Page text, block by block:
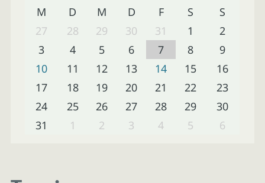
M D M D F S
S
27
28 29 30 31 1
2
3
4 5 6 7 8
9
10
11 12 13 14 15
16
17
18 19 20 21 22
23
24
25 26 27 28 29
30
31
1 2 3 4 5 6